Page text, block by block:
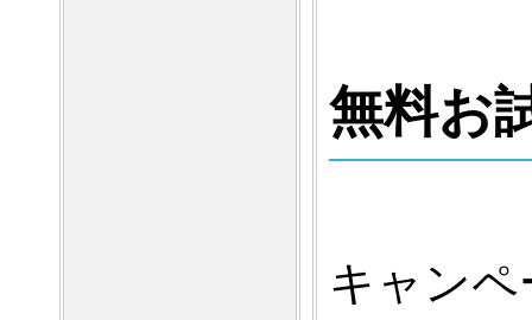
無料お
キャン